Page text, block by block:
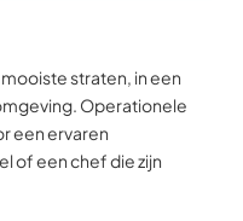
straten, in een
Operationele
een ervaren
of een chef die zijn